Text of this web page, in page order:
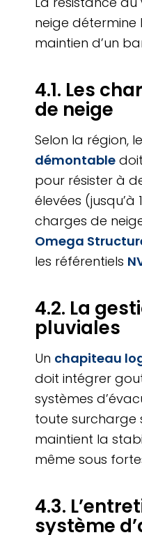
neige
maintien d’un
4.1. Les
de neige
Selon la région, le
démontable
pour résister à
élevées (jusqu’à
charges de
Omega
les référentiels
4.2. La
pluviales
Un chapiteau
doit intégrer
systèmes
toute surcharge
maintient la
même sous
4.3.
système